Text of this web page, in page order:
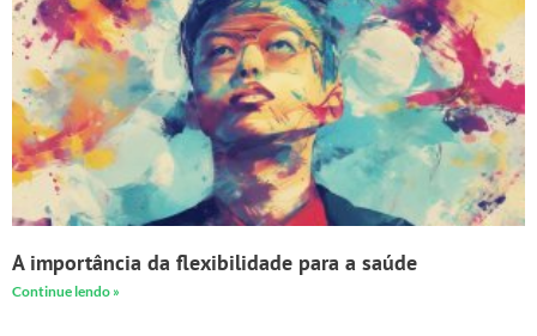
A importância da flexibilidade para a saúde
Continue lendo »